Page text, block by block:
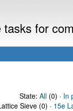
for
State: All(0) · In
Sieve (0) · 15e